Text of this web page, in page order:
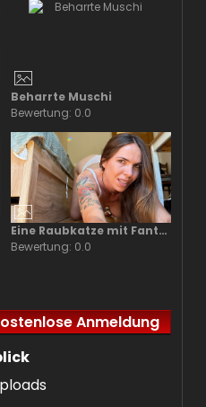
Beharrte Muschi
Bewertung: 0.0
Eine Raubkatze mit Fantasie
Bewertung: 0.0
Anmeldung